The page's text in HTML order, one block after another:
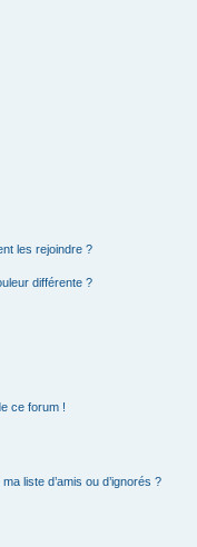
les rejoindre ?
différente ?
ce forum !
liste d’amis ou d’ignorés ?